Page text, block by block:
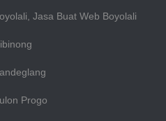
Jasa Buat Web Boyolali
Progo